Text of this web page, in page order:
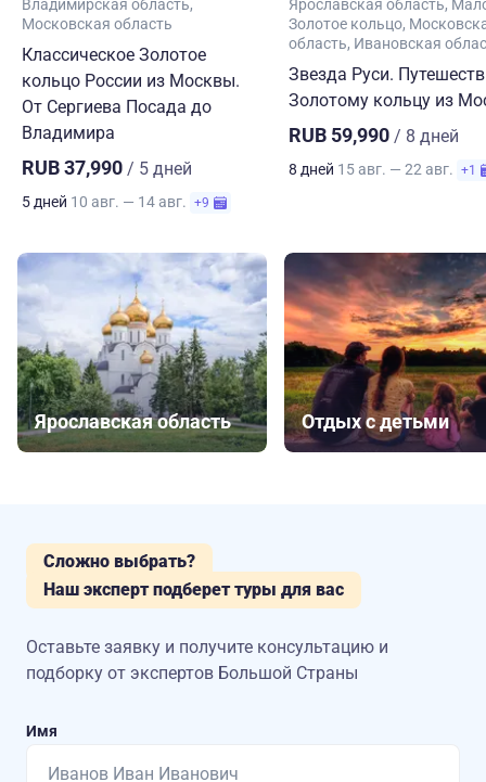
Владимирская область
Московская область
Классическое Золотое
кольцо России из Москвы.
От Сергиева Посада до
Владимира
RUB 37,990 / 5 дней
5 дней 10 авг. — 14 авг. +9
Ярославская область
Золотое кольцо
область Ивановская
Звезда Руси.
Золотому кольцу из
RUB 59,990 / 8 дней
8 дней 15 авг. — 22 авг. +1
Ярославская область Отдых с детьми
Сложно выбрать?
Наш эксперт подберет туры для вас
Оставьте заявку и получите консультацию и
подборку от экспертов Большой Страны
Имя